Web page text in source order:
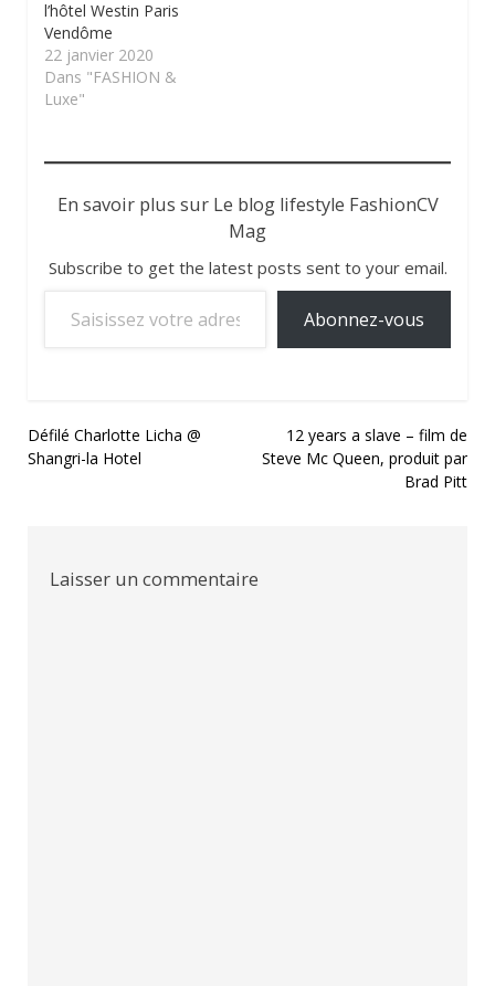
l’hôtel Westin Paris
Vendôme
22 janvier 2020
Dans "FASHION &
Luxe"
En savoir plus sur Le blog lifestyle FashionCV
Mag
Subscribe to get the latest posts sent to your email.
Abonnez-vous
Navigation
de
Défilé Charlotte Licha @
Shangri-la Hotel
12 years a slave – film de
Steve Mc Queen, produit par
Brad Pitt
Laisser un commentaire